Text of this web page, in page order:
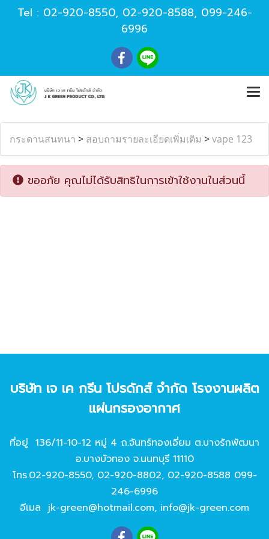
Tel : 02-920-8550, 02-920-8588, 099-246-
6996
กระดานสนทนา > สอบถามรายละเอียดเพิ่มเติม >vape 123
ขออภัย คุณไม่ได้รับสิทธิในการเข้าใช้งานในส่วนนี้
บริษัท เจ เค กรีน โปรดักส์ จํากัด โรงงานผลิต
แผ่นกรองอากาศ
ที่อยู่ 136/11-10-12 หมู่ 4 ถ.จันทร์ทองเอี่ยม ต.บางรักพัฒนา
อ.บางบัวทอง จ.นนทบุรี 11110
โทร.02-920-8550, 02-920-8802, 02-920-8588 099-
246-6996
อีเมล jk-green@hotmail.com, info@jk-green.com